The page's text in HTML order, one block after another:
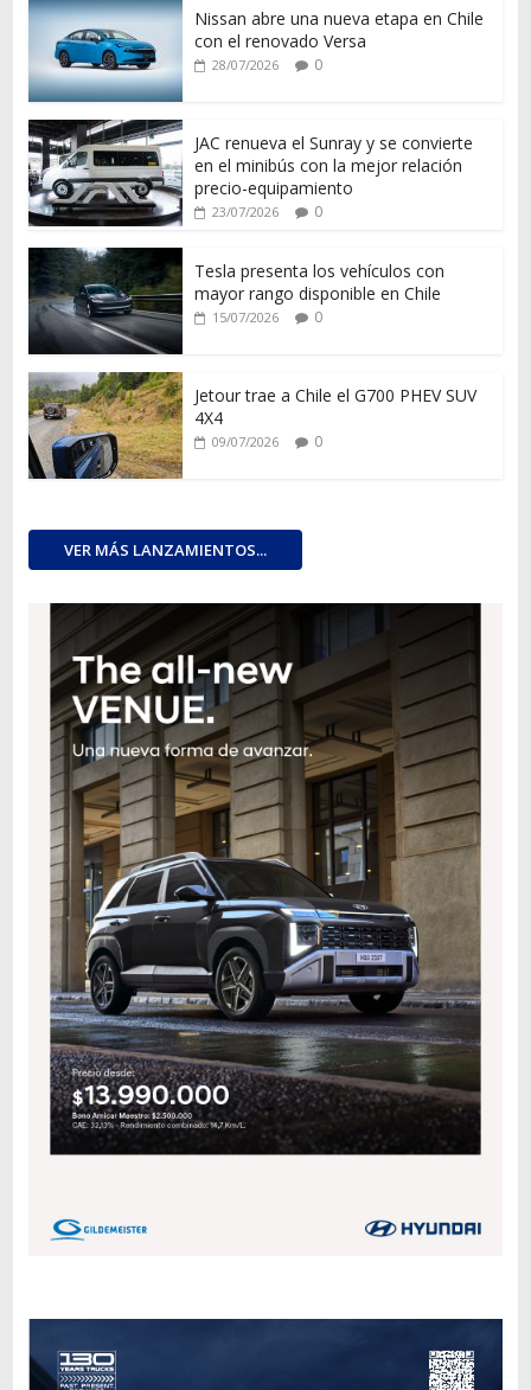
Nissan abre una nueva etapa en Chile
con el renovado Versa
28/07/2026 0
JAC renueva el Sunray y se convierte
en el minibús con la mejor relación
precio-equipamiento
23/07/2026 0
Tesla presenta los vehículos con
mayor rango disponible en Chile
15/07/2026 0
Jetour trae a Chile el G700 PHEV SUV
4X4
09/07/2026 0
VER MÁS LANZAMIENTOS...